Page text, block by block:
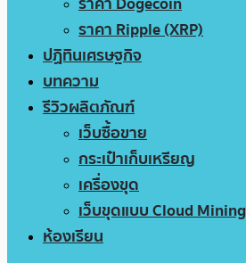
ราคา Ripple (XRP)
ปฏิทินเศรษฐกิจ
บทความ
รีวิวผลิตภัณฑ์
เว็บซื้อขาย
กระเป๋าเก็บเหรียญ
เครื่องขุด
เว็บขุดแบบ Cloud Mining
ห้องเรียน